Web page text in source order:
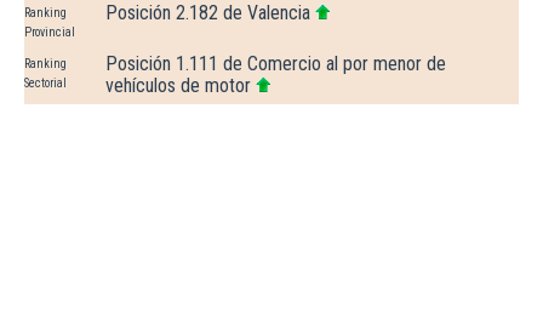
Ranking
Provincial
Posición 2.182 de Valencia
Ranking
Sectorial
Posición 1.111 de Comercio al por menor de
vehículos de motor